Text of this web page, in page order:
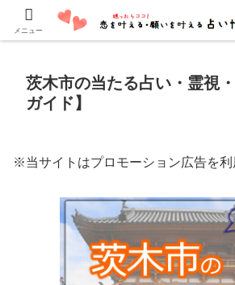
口コミでよく当たると評判の占い師・霊能
茨木市の当たる占い・霊視
ガイド】
※当サイトはプロモーション広告を利
メニュー